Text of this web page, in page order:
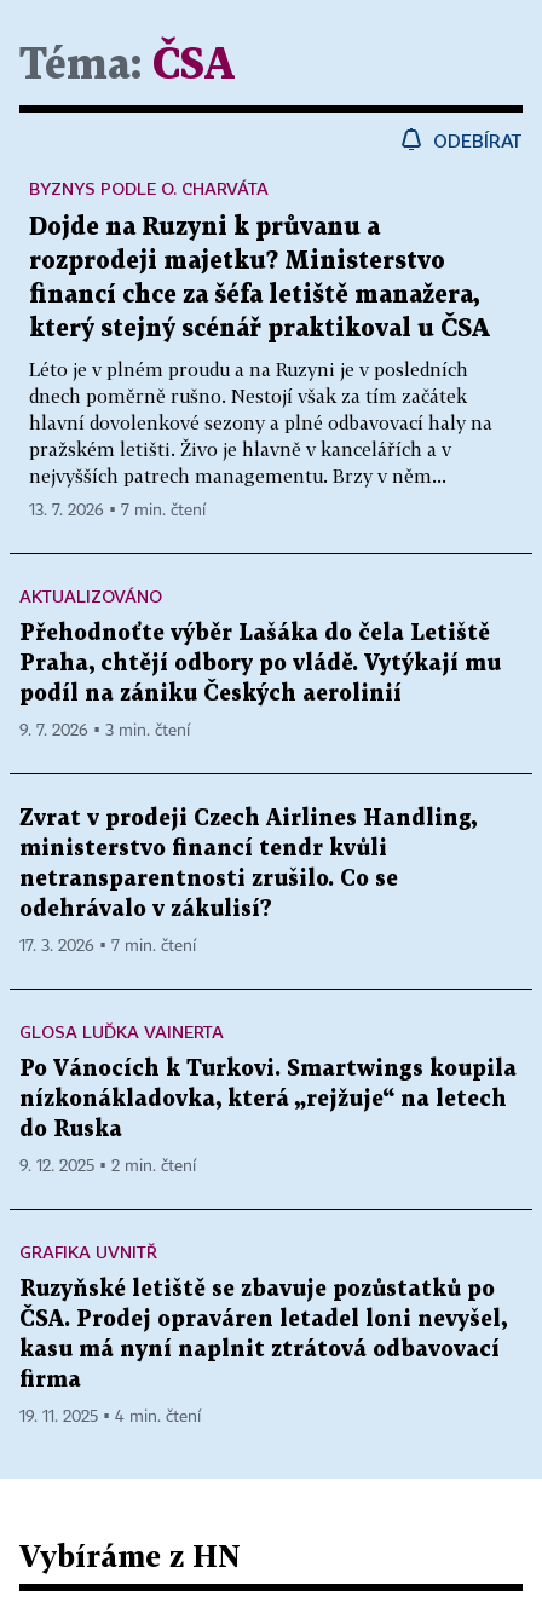
Téma: ČSA
ODEBÍRAT
Dojde na Ruzyni k průvanu a
rozprodeji majetku? Ministerstvo
financí chce za šéfa letiště manažera,
který stejný scénář praktikoval u ČSA
Léto je v plném proudu a na Ruzyni je v posledních
dnech poměrně rušno. Nestojí však za tím začátek
hlavní dovolenkové sezony a plné odbavovací haly na
pražském letišti. Živo je hlavně v kancelářích a v
nejvyšších patrech managementu. Brzy v něm...
BYZNYS PODLE O. CHARVÁTA
13. 7. 2026 ▪ 7 min. čtení
AKTUALIZOVÁNO
Přehodnoťte výběr Lašáka do čela Letiště
Praha, chtějí odbory po vládě. Vytýkají mu
podíl na zániku Českých aerolinií
9. 7. 2026 ▪ 3 min. čtení
Zvrat v prodeji Czech Airlines Handling,
ministerstvo financí tendr kvůli
netransparentnosti zrušilo. Co se
odehrávalo v zákulisí?
17. 3. 2026 ▪ 7 min. čtení
GLOSA LUĎKA VAINERTA
Po Vánocích k Turkovi. Smartwings koupila
nízkonákladovka, která „rejžuje“ na letech
do Ruska
9. 12. 2025 ▪ 2 min. čtení
GRAFIKA UVNITŘ
Ruzyňské letiště se zbavuje pozůstatků po
ČSA. Prodej opraváren letadel loni nevyšel,
kasu má nyní naplnit ztrátová odbavovací
firma
19. 11. 2025 ▪ 4 min. čtení
Vybíráme z HN